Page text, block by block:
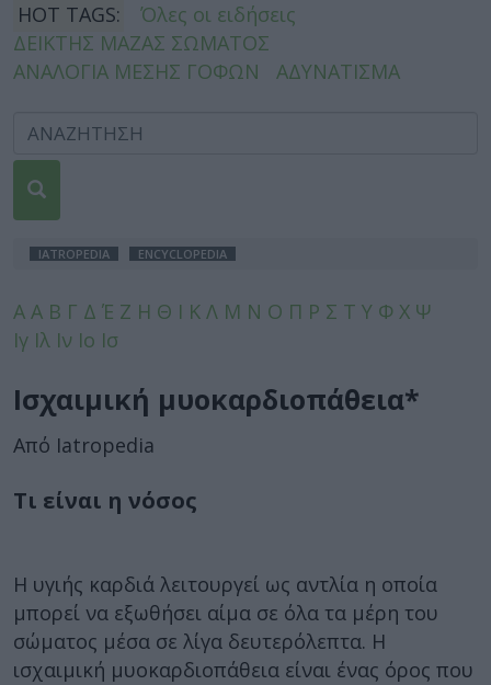
HOT TAGS:
Όλες οι ειδήσεις
ΔΕΙΚΤΗΣ ΜΑΖΑΣ ΣΩΜΑΤΟΣ
ΑΝΑΛΟΓΙΑ ΜΕΣΗΣ ΓΟΦΩΝ
ΑΔΥΝΑΤΙΣΜΑ
IATROPEDIA ENCYCLOPEDIA
A Α Β Γ Δ Έ Ζ Η Θ Ι Κ Λ Μ Ν Ο Π Ρ Σ Τ Υ Φ Χ Ψ
Ιγ Ιλ Ιν Ιο Ισ
Ισχαιμική μυοκαρδιοπάθεια*
Από Iatropedia
Τι είναι η νόσος
Η υγιής καρδιά λειτουργεί ως αντλία η οποία
μπορεί να εξωθήσει αίμα σε όλα τα μέρη του
σώματος μέσα σε λίγα δευτερόλεπτα. Η
ισχαιμική μυοκαρδιοπάθεια είναι ένας όρος που